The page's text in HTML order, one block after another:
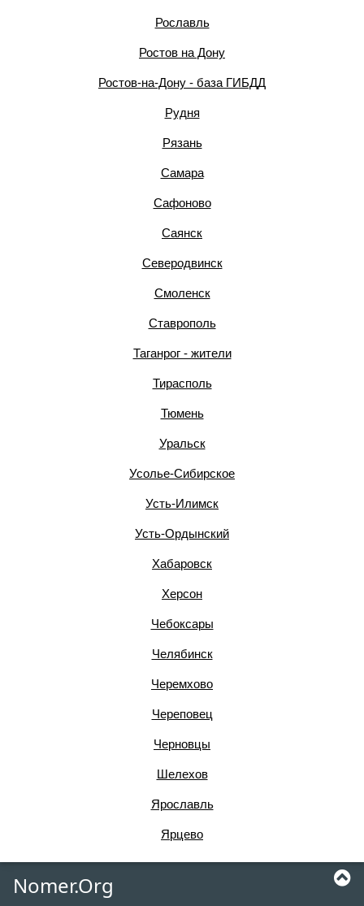
Рославль
Ростов на Дону
Ростов-на-Дону - база ГИБДД
Рудня
Рязань
Самара
Сафоново
Саянск
Северодвинск
Смоленск
Ставрополь
Таганрог - жители
Тирасполь
Тюмень
Уральск
Усолье-Сибирское
Усть-Илимск
Усть-Ордынский
Хабаровск
Херсон
Чебоксары
Челябинск
Черемхово
Череповец
Черновцы
Шелехов
Ярославль
Ярцево
Nomer.Org